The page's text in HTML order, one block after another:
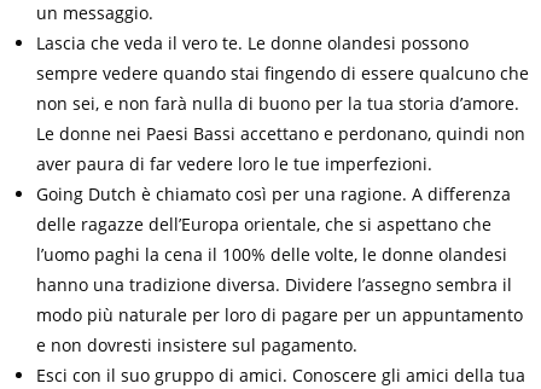
un messaggio.
Lascia che veda il vero te. Le donne olandesi possono
sempre vedere quando stai fingendo di essere qualcuno che
non sei, e non farà nulla di buono per la tua storia d’amore.
Le donne nei Paesi Bassi accettano e perdonano, quindi non
aver paura di far vedere loro le tue imperfezioni.
Going Dutch è chiamato così per una ragione. A differenza
delle ragazze dell’Europa orientale, che si aspettano che
l’uomo paghi la cena il 100% delle volte, le donne olandesi
hanno una tradizione diversa. Dividere l’assegno sembra il
modo più naturale per loro di pagare per un appuntamento
e non dovresti insistere sul pagamento.
Esci con il suo gruppo di amici. Conoscere gli amici della tua